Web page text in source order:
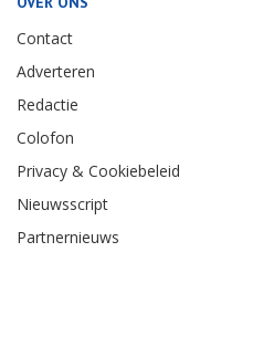
Contact
Adverteren
Redactie
Colofon
Privacy & Cookiebeleid
Nieuwsscript
Partnernieuws